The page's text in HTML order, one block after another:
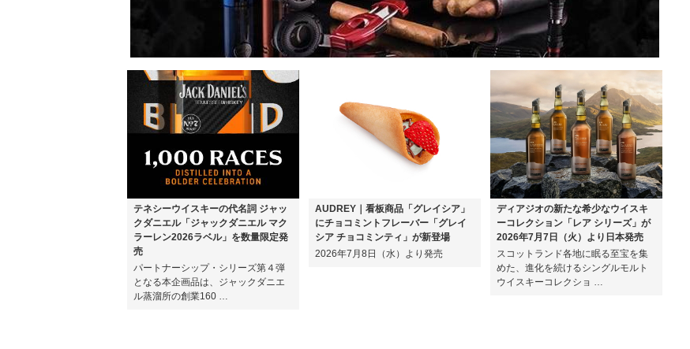
テネシーウイスキーの代名詞 ジャッ
クダニエル「ジャックダニエル マク
ラーレン2026ラベル」を数量限定発
売
パートナーシップ・シリーズ第４弾
となる本企画品は、ジャックダニエ
ル蒸溜所の創業160 …
AUDREY｜看板商品「グレイシア」
にチョコミントフレーバー「グレイ
シア チョコミンティ」が新登場
2026年7月8日（水）より発売
ディアジオの新たな希少なウイスキ
ーコレクション「レア シリーズ」が
2026年7月7日（火）より日本発売
スコットランド各地に眠る至宝を集
めた、進化を続けるシングルモルト
ウイスキーコレクショ …